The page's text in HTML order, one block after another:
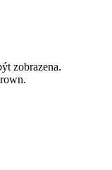
zobrazena.